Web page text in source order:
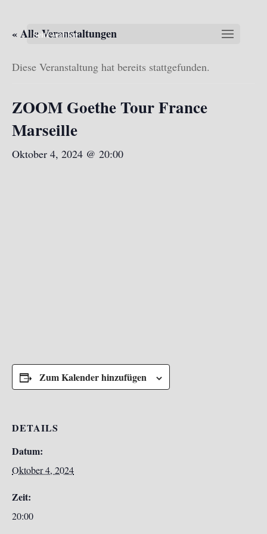
Seite wählen
« Alle Veranstaltungen
Diese Veranstaltung hat bereits stattgefunden.
ZOOM Goethe Tour France
Marseille
Oktober 4, 2024 @ 20:00
Zum Kalender hinzufügen
DETAILS
Datum:
Oktober 4, 2024
Zeit:
20:00